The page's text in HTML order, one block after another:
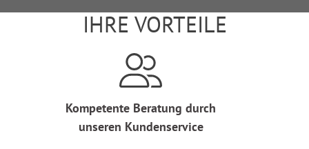
IHRE VORTEILE
Kompetente Beratung durch
unseren Kundenservice